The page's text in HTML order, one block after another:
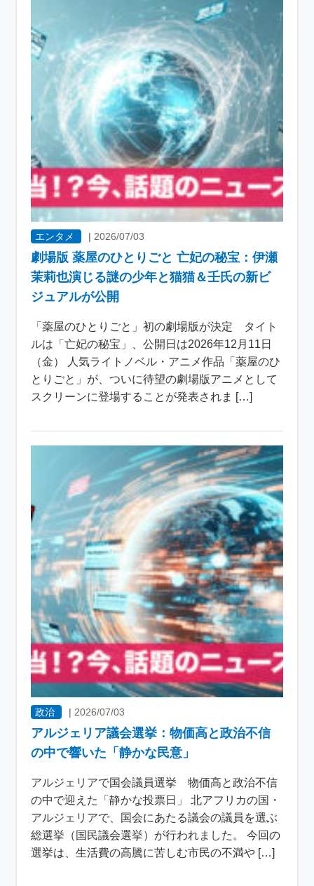
エンタメ | 2026/07/03
劇場版 薬屋のひとりごと 亡妃の秘宝：伊瀬
茉莉也演じる謎の少年と猫猫＆壬氏の新ビ
ジュアルが公開
「薬屋のひとりごと」初の劇場版が決定 タイト
ルは「亡妃の秘宝」、公開日は2026年12月11日
（金） 人気ライトノベル・アニメ作品「薬屋のひ
とりごと」が、ついに待望の劇場版アニメとして
スクリーンに登場することが発表されま […]
政治 |2026/07/03
アルジェリア議会選挙：物価高と政治不信
の中で響いた「静かな民意」
アルジェリアで国会議員選挙 物価高と政治不信
の中で迎えた「静かな投票日」 北アフリカの国・
アルジェリアで、国会にあたる議会の議員を選ぶ
総選挙（国民議会選挙）が行われました。 今回の
選挙は、生活費の高騰に苦しむ市民の不満や […]